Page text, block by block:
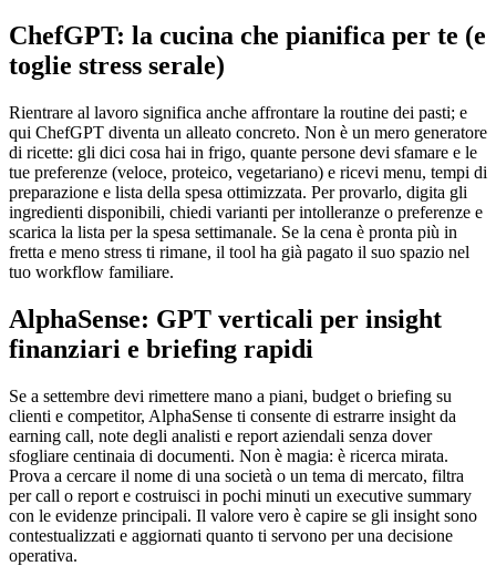
ChefGPT: la cucina che pianifica per te (e
toglie stress serale)
Rientrare al lavoro significa anche affrontare la routine dei pasti; e
qui ChefGPT diventa un alleato concreto. Non è un mero generatore
di ricette: gli dici cosa hai in frigo, quante persone devi sfamare e le
tue preferenze (veloce, proteico, vegetariano) e ricevi menu, tempi di
preparazione e lista della spesa ottimizzata. Per provarlo, digita gli
ingredienti disponibili, chiedi varianti per intolleranze o preferenze e
scarica la lista per la spesa settimanale. Se la cena è pronta più in
fretta e meno stress ti rimane, il tool ha già pagato il suo spazio nel
tuo workflow familiare.
AlphaSense: GPT verticali per insight
finanziari e briefing rapidi
Se a settembre devi rimettere mano a piani, budget o briefing su
clienti e competitor, AlphaSense ti consente di estrarre insight da
earning call, note degli analisti e report aziendali senza dover
sfogliare centinaia di documenti. Non è magia: è ricerca mirata.
Prova a cercare il nome di una società o un tema di mercato, filtra
per call o report e costruisci in pochi minuti un executive summary
con le evidenze principali. Il valore vero è capire se gli insight sono
contestualizzati e aggiornati quanto ti servono per una decisione
operativa.